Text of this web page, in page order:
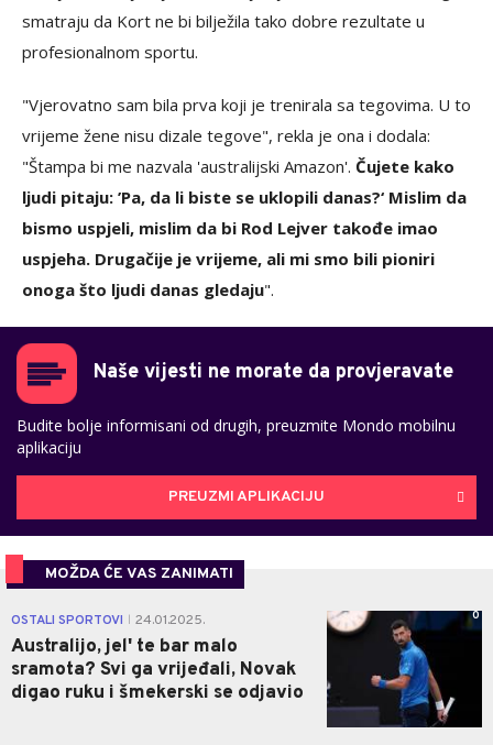
smatraju da Kort ne bi bilježila tako dobre rezultate u
profesionalnom sportu.
"Vjerovatno sam bila prva koji je trenirala sa tegovima. U to
vrijeme žene nisu dizale tegove", rekla je ona i dodala:
"Štampa bi me nazvala 'australijski Amazon'. Čujete kako
ljudi pitaju: ’Pa, da li biste se uklopili danas?‘ Mislim da
bismo uspjeli, mislim da bi Rod Lejver takođe imao
uspjeha. Drugačije je vrijeme, ali mi smo bili pioniri
onoga što ljudi danas gledaju".
Naše vijesti ne morate da provjeravate
Budite bolje informisani od drugih, preuzmite Mondo mobilnu
aplikaciju
PREUZMI APLIKACIJU
MOŽDA ĆE VAS ZANIMATI
OSTALI SPORTOVI 24.01.2025.
Australijo, jel' te bar malo
sramota? Svi ga vrijeđali, Novak
digao ruku i šmekerski se odjavio
0